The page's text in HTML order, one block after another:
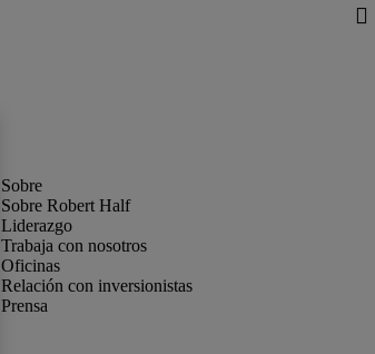
Sobre Robert Half
Liderazgo
Trabaja con nosotros
Oficinas
Relación con inversionistas
Prensa